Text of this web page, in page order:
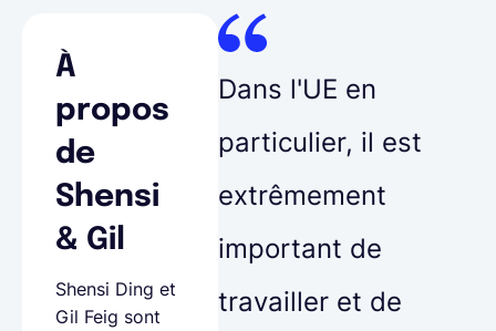
À
propos
de
Shensi
& Gil
Shensi Ding et
Gil Feig sont
Dans l'UE en
particulier, il est
extrêmement
important de
travailler et de